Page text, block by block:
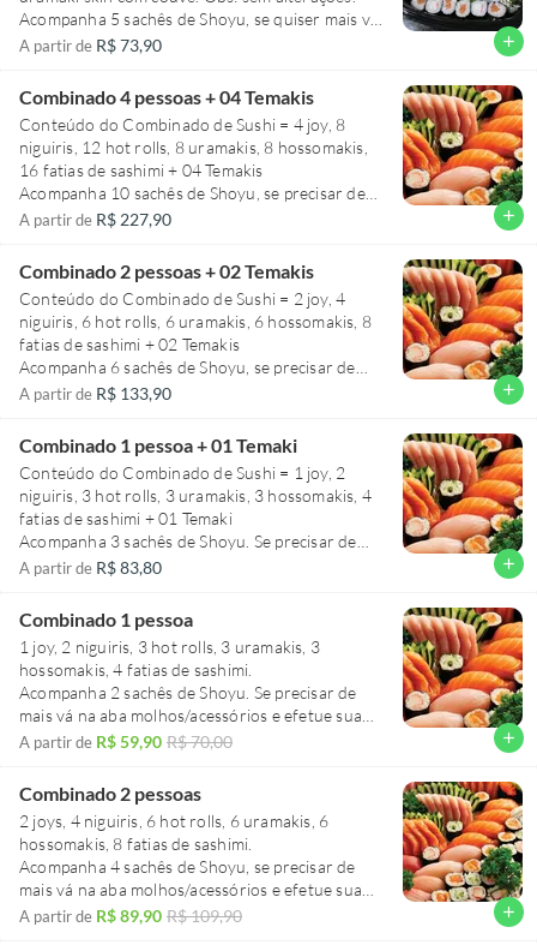
Acompanha 5 sachês de Shoyu, se quiser mais vá
na aba molhos/acessórios e efetue sua compra.
molhos/acessórios e efetue sua compra.
A partir de R$ 73,90 add
Combinado 4 pessoas + 04 Temakis
Conteúdo do Combinado de Sushi = 4 joy, 8
niguiris, 12 hot rolls, 8 uramakis, 8 hossomakis,
16 fatias de sashimi + 04 Temakis
Acompanha 10 sachês de Shoyu, se precisar de
mais vá na aba molhos/acessórios e efetue sua
Acompanha até 04 hashis, se precisar de mais vá
na aba molhos/acessórios e efetue sua compra.
A partir de R$ 227,90 add
Combinado 2 pessoas + 02 Temakis
Conteúdo do Combinado de Sushi = 2 joy, 4
niguiris, 6 hot rolls, 6 uramakis, 6 hossomakis, 8
fatias de sashimi + 02 Temakis
Acompanha 6 sachês de Shoyu, se precisar de
mais vá na aba molhos/acessórios e efetue sua
Acompanha até 02 hashis, se precisar de mais vá
na aba molhos/acessórios e efetue sua compra.
A partir de R$ 133,90 add
Combinado 1 pessoa + 01 Temaki
Conteúdo do Combinado de Sushi = 1 joy, 2
niguiris, 3 hot rolls, 3 uramakis, 3 hossomakis, 4
fatias de sashimi + 01 Temaki
Acompanha 3 sachês de Shoyu. Se precisar de
mais vá na aba molhos/acessórios e efetue sua
A partir de R$ 83,80 add
Combinado 1 pessoa
1 joy, 2 niguiris, 3 hot rolls, 3 uramakis, 3
hossomakis, 4 fatias de sashimi.
Acompanha 2 sachês de Shoyu. Se precisar de
mais vá na aba molhos/acessórios e efetue sua
compra.
A partir de R$ 59,90 R$ 70,00 add
Combinado 2 pessoas
2 joys, 4 niguiris, 6 hot rolls, 6 uramakis, 6
hossomakis, 8 fatias de sashimi.
Acompanha 4 sachês de Shoyu, se precisar de
mais vá na aba molhos/acessórios e efetue sua
compra.
A partir de R$ 89,90 R$ 109,90 add